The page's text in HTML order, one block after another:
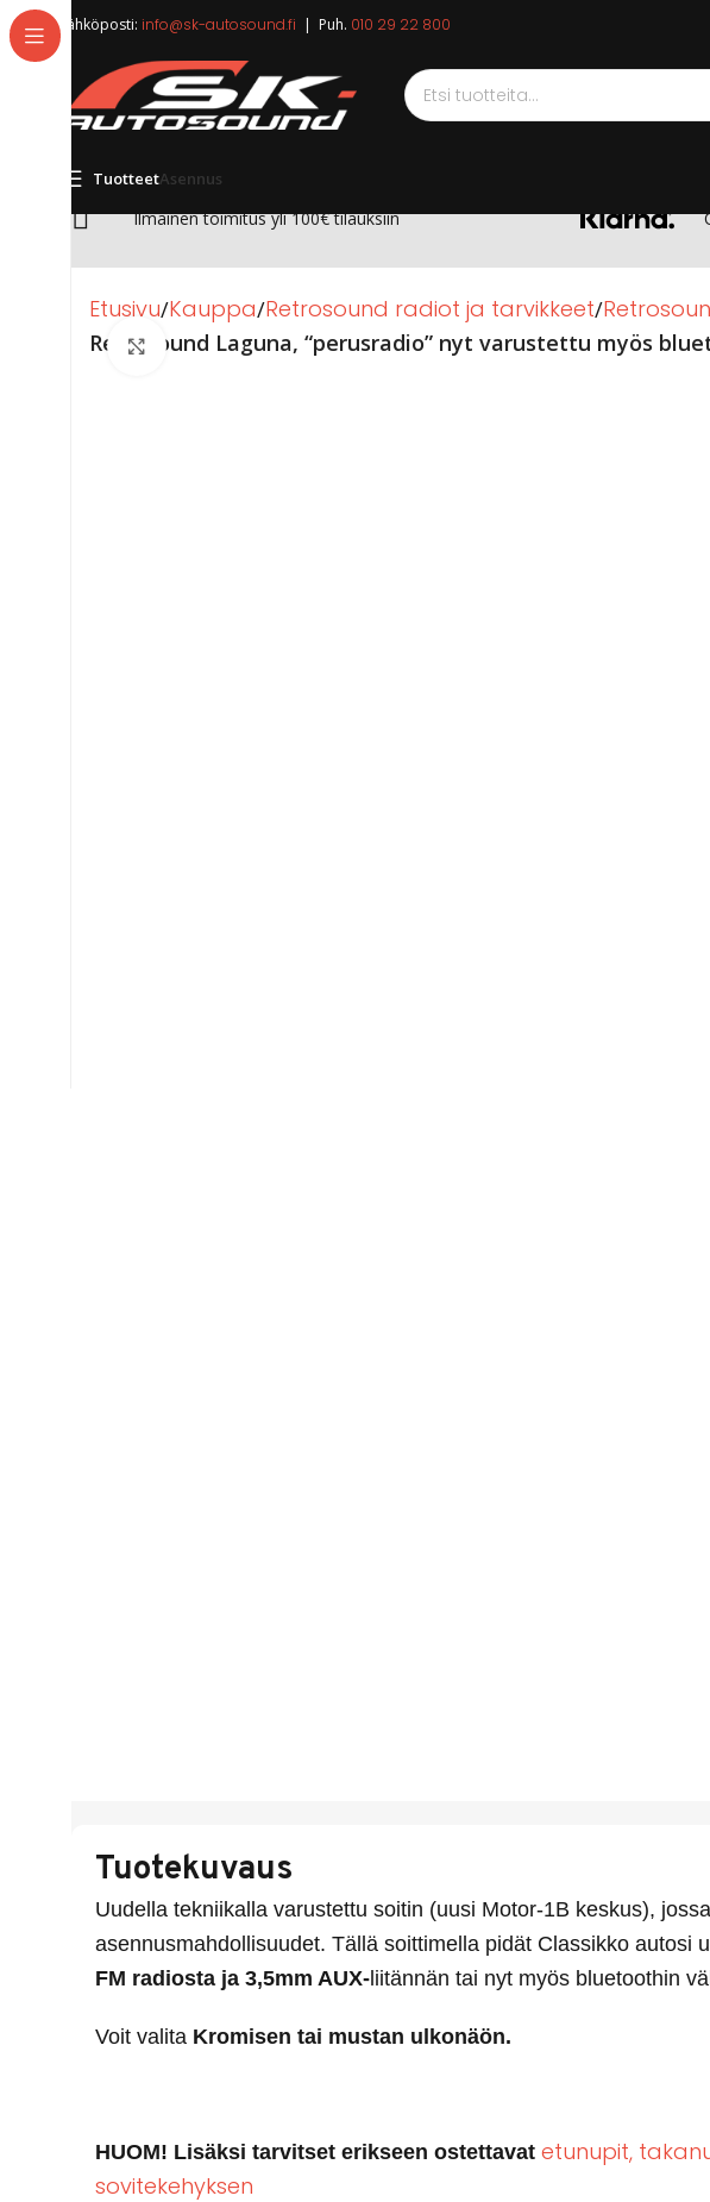
Sähköposti: info@sk-autosound.fi | Puh. 010 29 22 800
TuotteetAsennus
Ilmainen toimitus yli 100€ tilauksiin
Etusivu Kauppa Retrosound radiot ja tarvikkeet
Retrosound Laguna, “perusradio” nyt varustettu myös
Click to enlarge
Tuotekuvaus
Uudella tekniikalla varustettu soitin (uusi Motor-1B keskus),
asennusmahdollisuudet. Tällä soittimella pidät Classikko
FM radiosta ja 3,5mm AUX-liitännän tai nyt myös bluetoothin
Voit valita Kromisen tai mustan ulkonäön.
HUOM! Lisäksi tarvitset erikseen ostettavat etunupit,
sovitekehyksen